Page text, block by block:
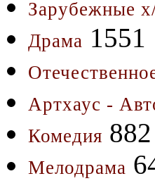
Зарубежные
Драма 1551
Артхаус -
Комедия 882
Мелодрама